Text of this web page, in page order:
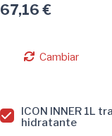
67,16 €
Cambiar
ICON INNER 1L
hidratante